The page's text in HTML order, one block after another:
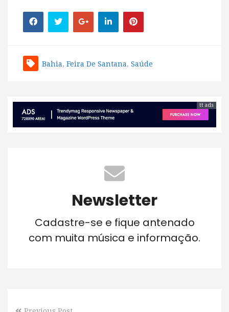
Bahia, Feira De Santana, Saúde
tt ads
Newsletter
Cadastre-se e fique antenado
com muita música e informação.